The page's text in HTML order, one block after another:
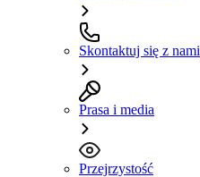
Skontaktuj się z nami
Prasa i media
Przejrzystość